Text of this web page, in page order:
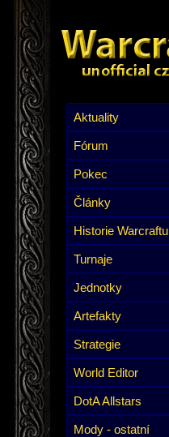
Aktuality
Fórum
Pokec
Články
Historie Warcraftu
Turnaje
Jednotky
Artefakty
Strategie
World Editor
DotA Allstars
Mody - ostatní